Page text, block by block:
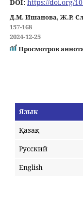
DOI: https://doi.org/
Д.М. Ишанова, Ж.Р.
157-168
2024-12-25
Просмотров
Язык
Қазақ
Русский
English